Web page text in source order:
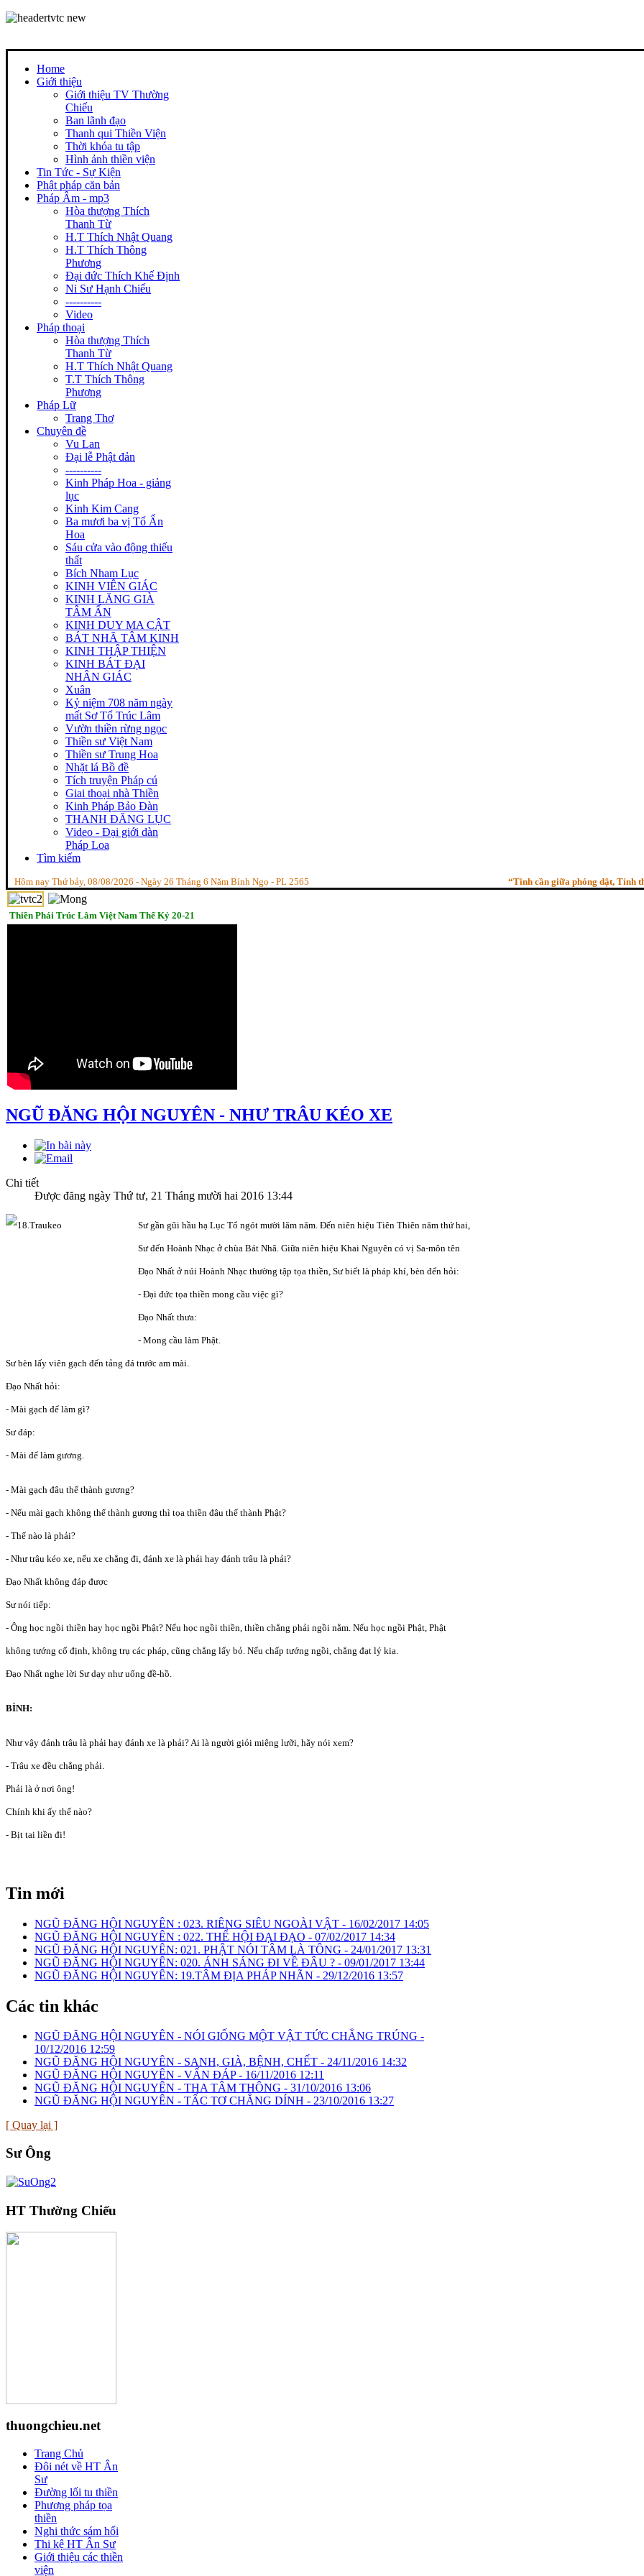
Home
Giới thiệu
Giới thiệu TV Thường
Chiếu
Ban lãnh đạo
Thanh qui Thiền Viện
Thời khóa tu tập
Hình ảnh thiền viện
Tin Tức - Sự Kiện
Phật pháp căn bản
Pháp Âm - mp3
Hòa thượng Thích
Thanh Từ
H.T Thích Nhật Quang
H.T Thích Thông
Phương
Đại đức Thích Khế Định
Ni Sư Hạnh Chiếu
----------
Video
Pháp thoại
Hòa thượng Thích
Thanh Từ
H.T Thích Nhật Quang
T.T Thích Thông
Phương
Pháp Lữ
Trang Thơ
Chuyên đề
Vu Lan
Đại lễ Phật đản
----------
Kinh Pháp Hoa - giảng
lục
Kinh Kim Cang
Ba mươi ba vị Tổ Ấn
Hoa
Sáu cửa vào động thiếu
thất
Bích Nham Lục
KINH VIÊN GIÁC
KINH LĂNG GIÀ
TÂM ẤN
KINH DUY MA CẬT
BÁT NHÃ TÂM KINH
KINH THẬP THIỆN
KINH BÁT ĐẠI
NHÂN GIÁC
Xuân
Kỷ niệm 708 năm ngày
mất Sơ Tổ Trúc Lâm
Vườn thiền rừng ngọc
Thiền sư Việt Nam
Thiền sư Trung Hoa
Nhặt lá Bồ đề
Tích truyện Pháp cú
Giai thoại nhà Thiền
Kinh Pháp Bảo Đàn
THANH ĐĂNG LỤC
Video - Đại giới dàn
Pháp Loa
Tìm kiếm
Hôm nay Thứ bảy, 08/08/2026 - Ngày 26 Tháng 6 Năm Bính Ngọ - PL 2565 “Tinh cần giữa phóng dật, Tỉnh thức
Thiền Phái Trúc Lâm Việt Nam Thế Kỷ 20-21
NGŨ ĐĂNG HỘI NGUYÊN - NHƯ TRÂU KÉO XE
Chi tiết
Được đăng ngày Thứ tư, 21 Tháng mười hai 2016 13:44
Sư gần gũi hầu hạ Lục Tổ ngót mười lăm năm. Đến niên hiệu Tiên Thiên năm thứ hai,
Sư đến Hoành Nhạc ở chùa Bát Nhã. Giữa niên hiệu Khai Nguyên có vị Sa-môn tên
Đạo Nhất ở núi Hoành Nhạc thường tập tọa thiền, Sư biết là pháp khí, bèn đến hỏi:
- Đại đức tọa thiền mong cầu việc gì?
Đạo Nhất thưa:
- Mong cầu làm Phật.
Sư bèn lấy viên gạch đến tảng đá trước am mài.
Đạo Nhất hỏi:
- Mài gạch để làm gì?
Sư đáp:
- Mài để làm gương.
- Mài gạch đâu thể thành gương?
- Nếu mài gạch không thể thành gương thì tọa thiền đâu thể thành Phật?
- Thế nào là phải?
- Như trâu kéo xe, nếu xe chẳng đi, đánh xe là phải hay đánh trâu là phải?
Đạo Nhất không đáp được
Sư nói tiếp:
- Ông học ngồi thiền hay học ngồi Phật? Nếu học ngồi thiền, thiền chẳng phải ngồi nằm. Nếu học ngồi Phật, Phật
không tướng cố định, không trụ các pháp, cũng chẳng lấy bỏ. Nếu chấp tướng ngồi, chẳng đạt lý kia.
Đạo Nhất nghe lời Sư dạy như uống đề-hồ.
BÌNH:
Như vậy đánh trâu là phải hay đánh xe là phải? Ai là người giỏi miệng lưỡi, hãy nói xem?
- Trâu xe đều chẳng phải.
Phải là ở nơi ông!
Chính khi ấy thế nào?
- Bịt tai liền đi!
Tin mới
NGŨ ĐĂNG HỘI NGUYÊN : 023. RIÊNG SIÊU NGOÀI VẬT - 16/02/2017 14:05
NGŨ ĐĂNG HỘI NGUYÊN : 022. THỂ HỘI ĐẠI ĐẠO - 07/02/2017 14:34
NGŨ ĐĂNG HỘI NGUYÊN: 021. PHẬT NÓI TÂM LÀ TÔNG - 24/01/2017 13:31
NGŨ ĐĂNG HỘI NGUYÊN: 020. ÁNH SÁNG ĐI VỀ ĐÂU ? - 09/01/2017 13:44
NGŨ ĐĂNG HỘI NGUYÊN: 19.TÂM ĐỊA PHÁP NHÃN - 29/12/2016 13:57
Các tin khác
NGŨ ĐĂNG HỘI NGUYÊN - NÓI GIỐNG MỘT VẬT TỨC CHẲNG TRÚNG -
10/12/2016 12:59
NGŨ ĐĂNG HỘI NGUYÊN - SANH, GIÀ, BỆNH, CHẾT - 24/11/2016 14:32
NGŨ ĐĂNG HỘI NGUYÊN - VẤN ĐÁP - 16/11/2016 12:11
NGŨ ĐĂNG HỘI NGUYÊN - THA TÂM THÔNG - 31/10/2016 13:06
NGŨ ĐĂNG HỘI NGUYÊN - TẤC TƠ CHẲNG DÍNH - 23/10/2016 13:27
[ Quay lại ]
Sư Ông
HT Thường Chiếu
thuongchieu.net
Trang Chủ
Đôi nét về HT Ân
Sư
Đường lối tu thiền
Phương pháp tọa
thiền
Nghi thức sám hối
Thi kệ HT Ân Sư
Giới thiệu các thiền
viện